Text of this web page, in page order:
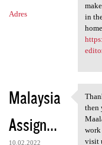
Adres
in
Malaysia
Assign...
10.02.2022
then
work
visit